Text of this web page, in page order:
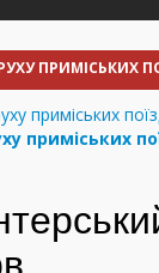
ПРИМІСЬКИХ
приміських